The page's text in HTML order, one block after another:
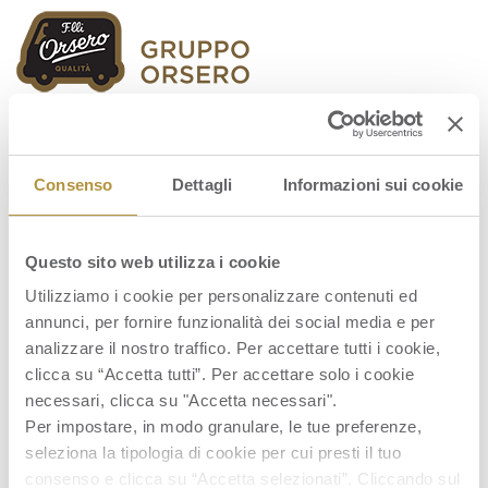
Consenso Dettagli Informazioni sui cookie
Questo sito web utilizza i cookie
Utilizziamo i cookie per personalizzare contenuti ed
annunci, per fornire funzionalità dei social media e per
analizzare il nostro traffico. Per accettare tutti i cookie,
clicca su “Accetta tutti”. Per accettare solo i cookie
necessari, clicca su "Accetta necessari".
Per impostare, in modo granulare, le tue preferenze,
seleziona la tipologia di cookie per cui presti il tuo
consenso e clicca su “Accetta selezionati”. Cliccando sul
Commerciale-Junior